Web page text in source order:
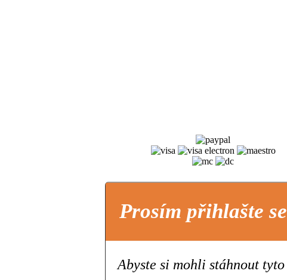
Prosím přihlašte se
Abyste si mohli stáhnout tyto